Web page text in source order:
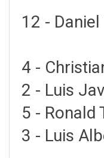
12 -
4 -
2 - Luis
5 - Ronald
3 - Luis